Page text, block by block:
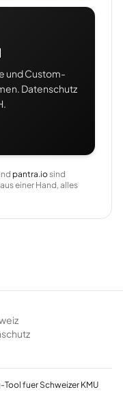
und Custom-
Datenschutz
pantra.iosind
einer Hand, alles
fuer Schweizer KMU